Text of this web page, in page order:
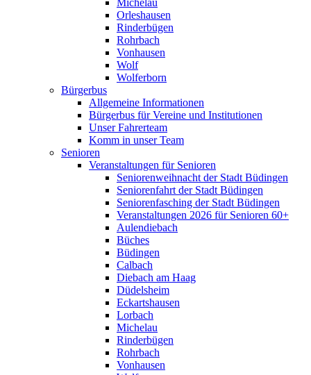
Michelau
Orleshausen
Rinderbügen
Rohrbach
Vonhausen
Wolf
Wolferborn
Bürgerbus
Allgemeine Informationen
Bürgerbus für Vereine und Institutionen
Unser Fahrerteam
Komm in unser Team
Senioren
Veranstaltungen für Senioren
Seniorenweihnacht der Stadt Büdingen
Seniorenfahrt der Stadt Büdingen
Seniorenfasching der Stadt Büdingen
Veranstaltungen 2026 für Senioren 60+
Aulendiebach
Büches
Büdingen
Calbach
Diebach am Haag
Düdelsheim
Eckartshausen
Lorbach
Michelau
Rinderbügen
Rohrbach
Vonhausen